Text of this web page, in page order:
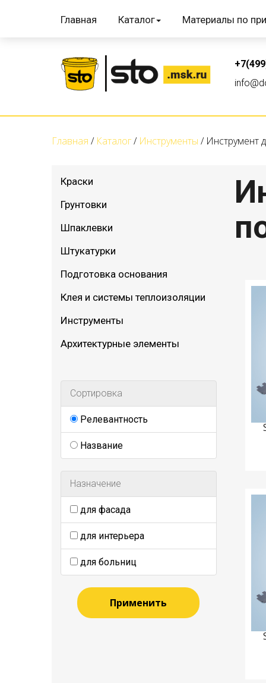
Главная Каталог Материалы по
Главная Каталог Инструменты Инструмент
Краски
Грунтовки
Шпаклевки
Штукатурки
Подготовка основания
Клея и системы теплоизоляции
Инструменты
Архитектурные элементы
Сортировка
Релевантность
Название
Назначение
для фасада
для интерьера
для больниц
Применить